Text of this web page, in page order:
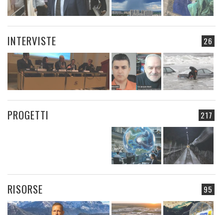
26
INTERVISTE
217
PROGETTI
95
RISORSE